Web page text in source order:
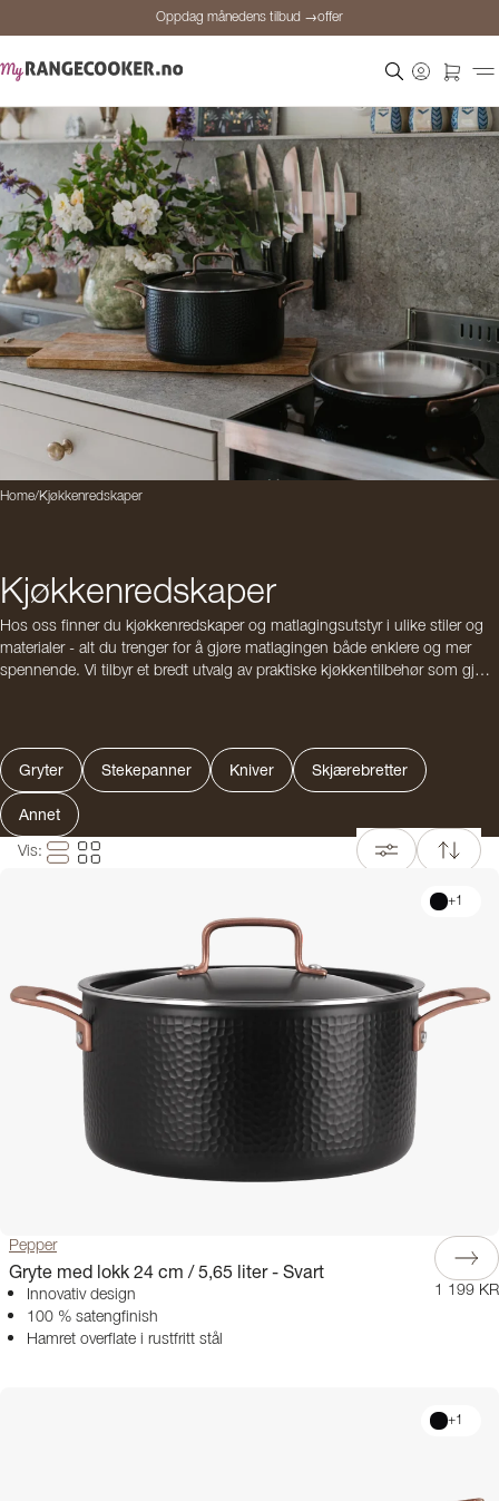
Oppdag månedens tilbud →offer
Prisgaranti
Personlig rådgivning
Oppdag månedens tilbud →offer
Home/Kjøkkenredskaper
Kjøkkenredskaper
Hos oss finner du kjøkkenredskaper og matlagingsutstyr i ulike stiler og
materialer - alt du trenger for å gjøre matlagingen både enklere og mer
spennende. Vi tilbyr et bredt utvalg av praktiske kjøkkentilbehør som gjør
Oppdag gryter kjeler og stekepanner
i tidløse design og materialer som
passer til alle typer komfyrer. Våre kokekar er ikke bare funksjonelle - de er
også så pene at du gjerne kan sette dem rett på bordet ved servering.
Vi har eksklusive kjøkkenredskaper for hele matlagingsprosessen – fra
og sylskarpe
med godt grep, lang holdbarhet og høy ytelse. I vårt sortiment finner du
blant annet kjøttøkser, kokkekniver, santokukniver og universalkniver -
ideelle for å hakke, dele og skjære kjøtt, fisk og grønnsaker med
Kompletter med vårekomfyrtilbehørog annet kjøkkentilbehør - fra
ovnsplater, rister og rotisserier til stekebord og pizzastål. Alt du trenger for
å løfte matlagingen og virkelig skinne på kjøkkenet.
Gryter Stekepanner Kniver Skjærebretter
Annet
Vis:
+1
Pepper
Gryte med lokk 24 cm / 5,65 liter - Svart
Innovativ design
100 % satengfinish
Hamret overflate i rustfritt stål
1 199 KR
+1